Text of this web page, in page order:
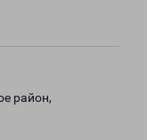
район,